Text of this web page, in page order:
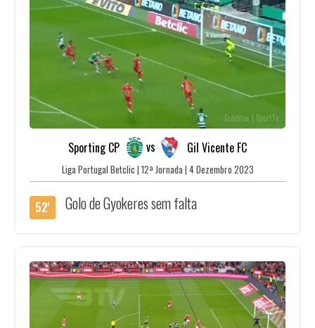
Créditos | SportTv
Sporting CP vs Gil Vicente FC
Liga Portugal Betclic | 12ª Jornada | 4 Dezembro 2023
52' Golo de Gyokeres sem falta